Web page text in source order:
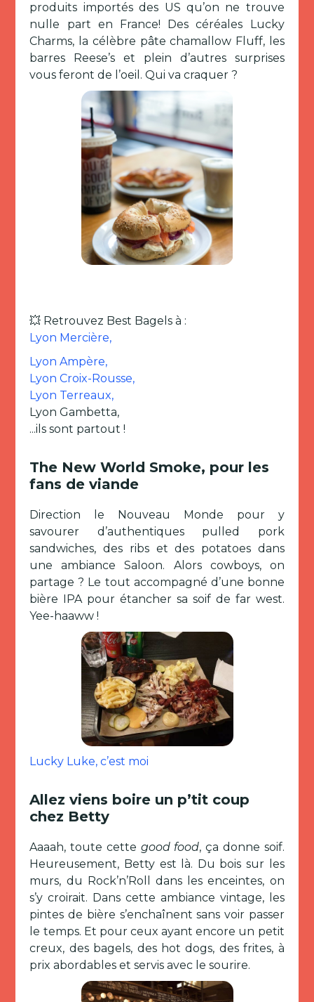
produits importés des US qu’on ne trouve
nulle part en France! Des céréales Lucky
Charms, la célèbre pâte chamallow Fluff, les
barres Reese’s et plein d’autres surprises
vous feront de l’oeil. Qui va craquer ?
💥 Retrouvez Best Bagels à :
Lyon Mercière,
Lyon Ampère,
Lyon Croix-Rousse,
Lyon Terreaux,
Lyon Gambetta,
...ils sont partout !
The New World Smoke, pour les
fans de viande
Direction le Nouveau Monde pour y
savourer d’authentiques pulled pork
sandwiches, des ribs et des potatoes dans
une ambiance Saloon. Alors cowboys, on
partage ? Le tout accompagné d’une bonne
bière IPA pour étancher sa soif de far west.
Yee-haaww !
Lucky Luke, c’est moi
Allez viens boire un p’tit coup
chez Betty
Aaaah, toute cette good food, ça donne soif.
Heureusement, Betty est là. Du bois sur les
murs, du Rock’n’Roll dans les enceintes, on
s’y croirait. Dans cette ambiance vintage, les
pintes de bière s’enchaînent sans voir passer
le temps. Et pour ceux ayant encore un petit
creux, des bagels, des hot dogs, des frites, à
prix abordables et servis avec le sourire.